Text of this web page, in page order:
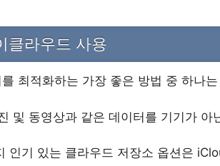
클라우드 사용
최적화하는 가장 좋은 방법 중 하나
및 동영상과 같은 데이터를 기기가 아
인기 있는 클라우드 저장소 옵션은